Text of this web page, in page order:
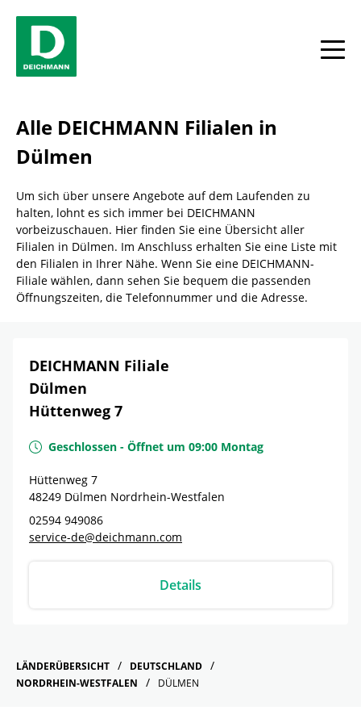
Alle
Alle DEICHMANN Filialen in
Dülmen
Um sich über unsere Angebote auf dem Laufenden zu
halten, lohnt es sich immer bei DEICHMANN
vorbeizuschauen. Hier finden Sie eine Übersicht aller
Filialen in Dülmen. Im Anschluss erhalten Sie eine Liste mit
den Filialen in Ihrer Nähe. Wenn Sie eine DEICHMANN-
Filiale wählen, dann sehen Sie bequem die passenden
Öffnungszeiten, die Telefonnummer und die Adresse.
DEICHMANN Filiale
Dülmen
Hüttenweg 7
Geschlossen - Öffnet um 09:00 Montag
Hüttenweg 7
48249 Dülmen Nordrhein-Westfalen
02594 949086
service-de@deichmann.com
Details
LÄNDERÜBERSICHT
DEUTSCHLAND
NORDRHEIN-WESTFALEN
DÜLMEN